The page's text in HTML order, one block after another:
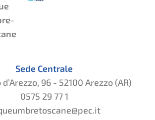
Sede Centrale
96 - 52100 Arezzo (AR)
0575 29 77 1